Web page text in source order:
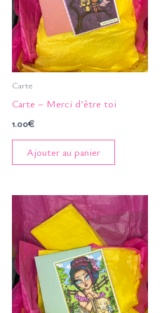
Carte
Carte – Merci d’être toi
1.00€
Ajouter au panier